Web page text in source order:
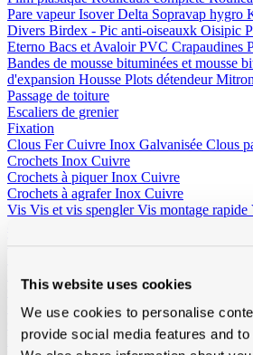
This website uses cookies
We use cookies to personalise
provide social media features and
Pare vapeurIsoverDelta Sopravap hygro
Divers Birdex - Pic anti-oiseauxk Oisipic
Eterno Bacs et Avaloir PVC Crapaudines
Bandes de mousse bituminées et mousse
d'expansion Housse Plots détendeur
Passage de toiture
Escaliers de grenier
Fixation
Clous FerCuivre Inox Galvanisée Clous
Crochets Inox Cuivre
Crochets à piquerInox Cuivre
Crochets à agraferInox Cuivre
Vis Vis et vis spenglerVis montage rapide
Tige alu, écrou, rondelleInox vis torx
Outillage et vêtements
OutillageBeltracyBorghBosch
Leuco
PraxisRapidSalcoScala SievertVabor